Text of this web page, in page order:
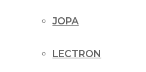
JOPA
LECTRON